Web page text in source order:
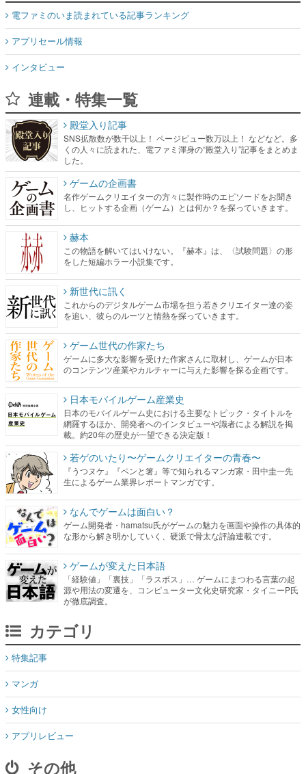
電ファミのいま読まれている記事ランキング
アプリセール情報
インタビュー
連載・特集一覧
殿堂入り記事
SNS拡散数が数千以上！ ページビュー数万以上！ などなど。多
くの人々に読まれた、電ファミ渾身の“殿堂入り”記事をまとめま
した。
ゲームの企画書
名作ゲームクリエイターの方々に製作時のエピソードをお聞き
し、ヒットする企画（ゲーム）とは何か？を探っていきます。
赫本
この物語を解いてはいけない。『赫本』は、〈試験問題〉の形
をした短編ホラー小説集です。
新世代に訊く
これからのデジタルゲーム市場を担う若きクリエイター達の姿
を追い、彼らのルーツと情熱を探っていきます。
ゲーム世代の作家たち
ゲームに多大な影響を受けた作家さんに取材し、ゲームが日本
のコンテンツ産業やカルチャーに与えた影響を探る企画です。
日本モバイルゲーム産業史
日本のモバイルゲーム史における主要なトピック・タイトルを
網羅するほか、開発者へのインタビューや識者による解説を掲
載。約20年の歴史が一望できる決定版！
若ゲのいたり〜ゲームクリエイターの青春〜
『うつヌケ』『ペンと箸』等で知られるマンガ家・田中圭一先
生によるゲーム業界レポートマンガです。
なんでゲームは面白い？
ゲーム開発者・hamatsu氏がゲームの魅力を画面や操作の具体的
な形から解き明かしていく、硬派で骨太な評論連載です。
ゲームが変えた日本語
「経験値」「裏技」「ラスボス」… ゲームにまつわる言葉の起
源や用法の変遷を、コンピューター文化史研究家・タイニーP氏
が徹底調査。
カテゴリ
特集記事
マンガ
女性向け
アプリレビュー
その他